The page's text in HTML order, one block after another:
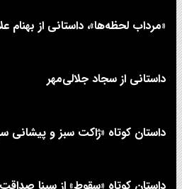
«مرداب لحظه‌ها»، داستانی از بهنام
داستانی از سجاد جلالی‌مهر
داستان کوتاه «ژاکت سبز و